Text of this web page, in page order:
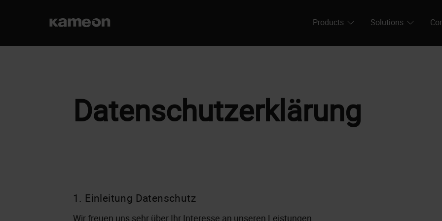
Products Solutions
Datenschutzerklärung
1. Einleitung Datenschutz
Wir freuen uns sehr über Ihr Interesse an unseren Leistungen.